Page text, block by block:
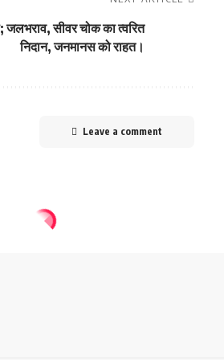
सीवर चोक का त्वरित
निदान, जनमानस को राहत।
Leave a comment